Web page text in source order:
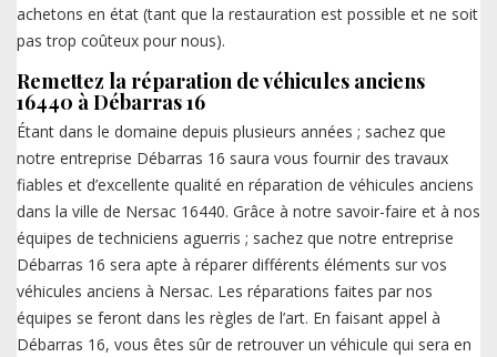
achetons en état (tant que la restauration est possible et ne soit
pas trop coûteux pour nous).
Remettez la réparation de véhicules anciens
16440 à Débarras 16
Étant dans le domaine depuis plusieurs années ; sachez que
notre entreprise Débarras 16 saura vous fournir des travaux
fiables et d’excellente qualité en réparation de véhicules anciens
dans la ville de Nersac 16440. Grâce à notre savoir-faire et à nos
équipes de techniciens aguerris ; sachez que notre entreprise
Débarras 16 sera apte à réparer différents éléments sur vos
véhicules anciens à Nersac. Les réparations faites par nos
équipes se feront dans les règles de l’art. En faisant appel à
Débarras 16, vous êtes sûr de retrouver un véhicule qui sera en